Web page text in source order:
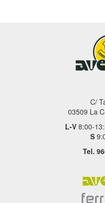
C/
03509 La
L-V8:00-
S
Tel.